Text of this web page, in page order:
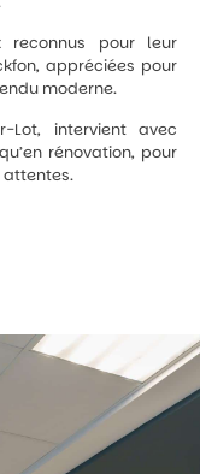
reconnus pour leur
appréciées pour
moderne.
Lot, intervient avec
rénovation, pour
attentes.